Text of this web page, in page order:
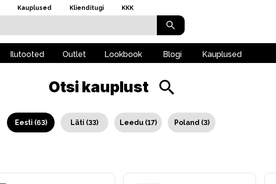
Kauplused Klienditugi KKK
Ilutooted Outlet Lookbook Blogi Kauplused
Otsi kauplust
Eesti (63) Läti (33) Leedu(17) Poland (3)